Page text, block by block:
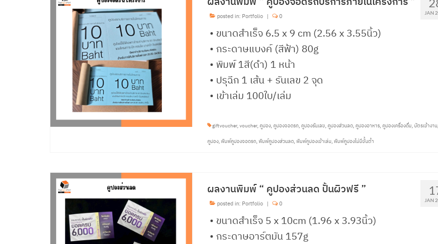
JAN
posted in: Portfolio | 0
• ขนาดสำเร็จ 6.5 x 9 cm (2.56 x 3.55นิ้ว)
• กระดาษแบงค์ (สีฟ้า) 80g
• พิมพ์ 1สี(ดำ) 1 หน้า
• ปรุฉีก 1 เส้น + รันเลข 2 จุด
• เข้าเล่ม 100ใบ/เล่ม
giftvoucher,voucher,คูปอง ,คูปองจอดรถ ,คูปองรันเลข ,คูปองส่วนลด ,คูปองอาหาร ,คูปองเครื่องดื่ม ,บัตรเข้างาน
คูปอง ,พิมพ์คูปองจอดรถ ,พิมพ์คูปองส่วนลด ,พิมพ์คูปองเข้าเล่ม ,พิมพ์คูปองไม่มีขั้นต่ำ
JAN
ผลงานพิมพ์ “ คูปองส่วนลด ปั้นผิวฟรี ”
posted in: Portfolio | 0
• ขนาดสำเร็จ 5 x 10cm (1.96 x 3.93นิ้ว)
• กระดาษอาร์ตมัน 157g